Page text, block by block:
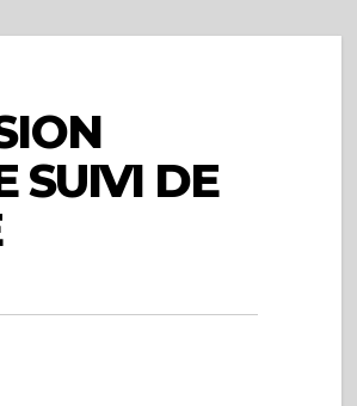
SUIVI DE